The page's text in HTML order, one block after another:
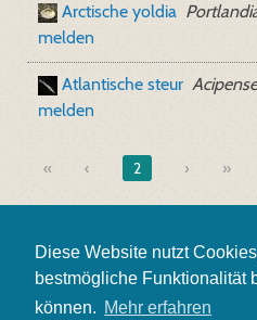
Diese Website nutzt
bestmögliche Funktionalität
können. Mehr erfahren
Arctische yoldia
melden
Atlantische steur
melden
« 2 »